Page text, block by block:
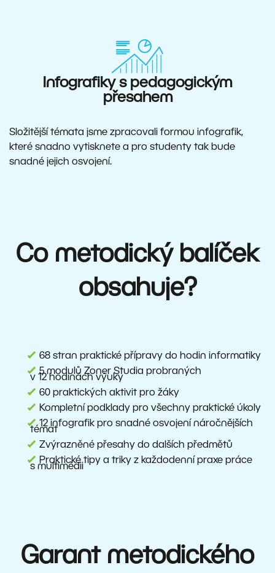
Infografiky s pedagogickým
přesahem
Složitější témata jsme zpracovali formou infografik,
které snadno vytisknete a pro studenty tak bude
snadné jejich osvojení.
Co metodický balíček
obsahuje?
68 stran praktické přípravy do hodin informatiky
5 modulů Zoner Studia probraných
v 12 hodinách výuky
60 praktických aktivit pro žáky
Kompletní podklady pro všechny praktické úkoly
12 infografik pro snadné osvojení náročnějších
témat
Zvýrazněné přesahy do dalších předmětů
Praktické tipy a triky z každodenní praxe práce
s multimédii
Garant metodického